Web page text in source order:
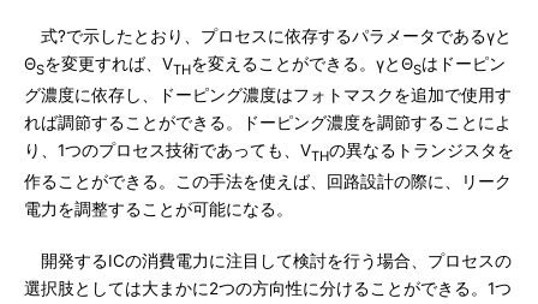
式?で示したとおり、プロセスに依存するパラメータであるγと
ΘSを変更すれば、VTHを変えることができる。γとΘSはドーピン
グ濃度に依存し、ドーピング濃度はフォトマスクを追加で使用す
れば調節することができる。ドーピング濃度を調節することによ
り、1つのプロセス技術であっても、VTHの異なるトランジスタを
作ることができる。この手法を使えば、回路設計の際に、リーク
電力を調整することが可能になる。
開発するICの消費電力に注目して検討を行う場合、プロセスの
選択肢としては大まかに2つの方向性に分けることができる。1つ